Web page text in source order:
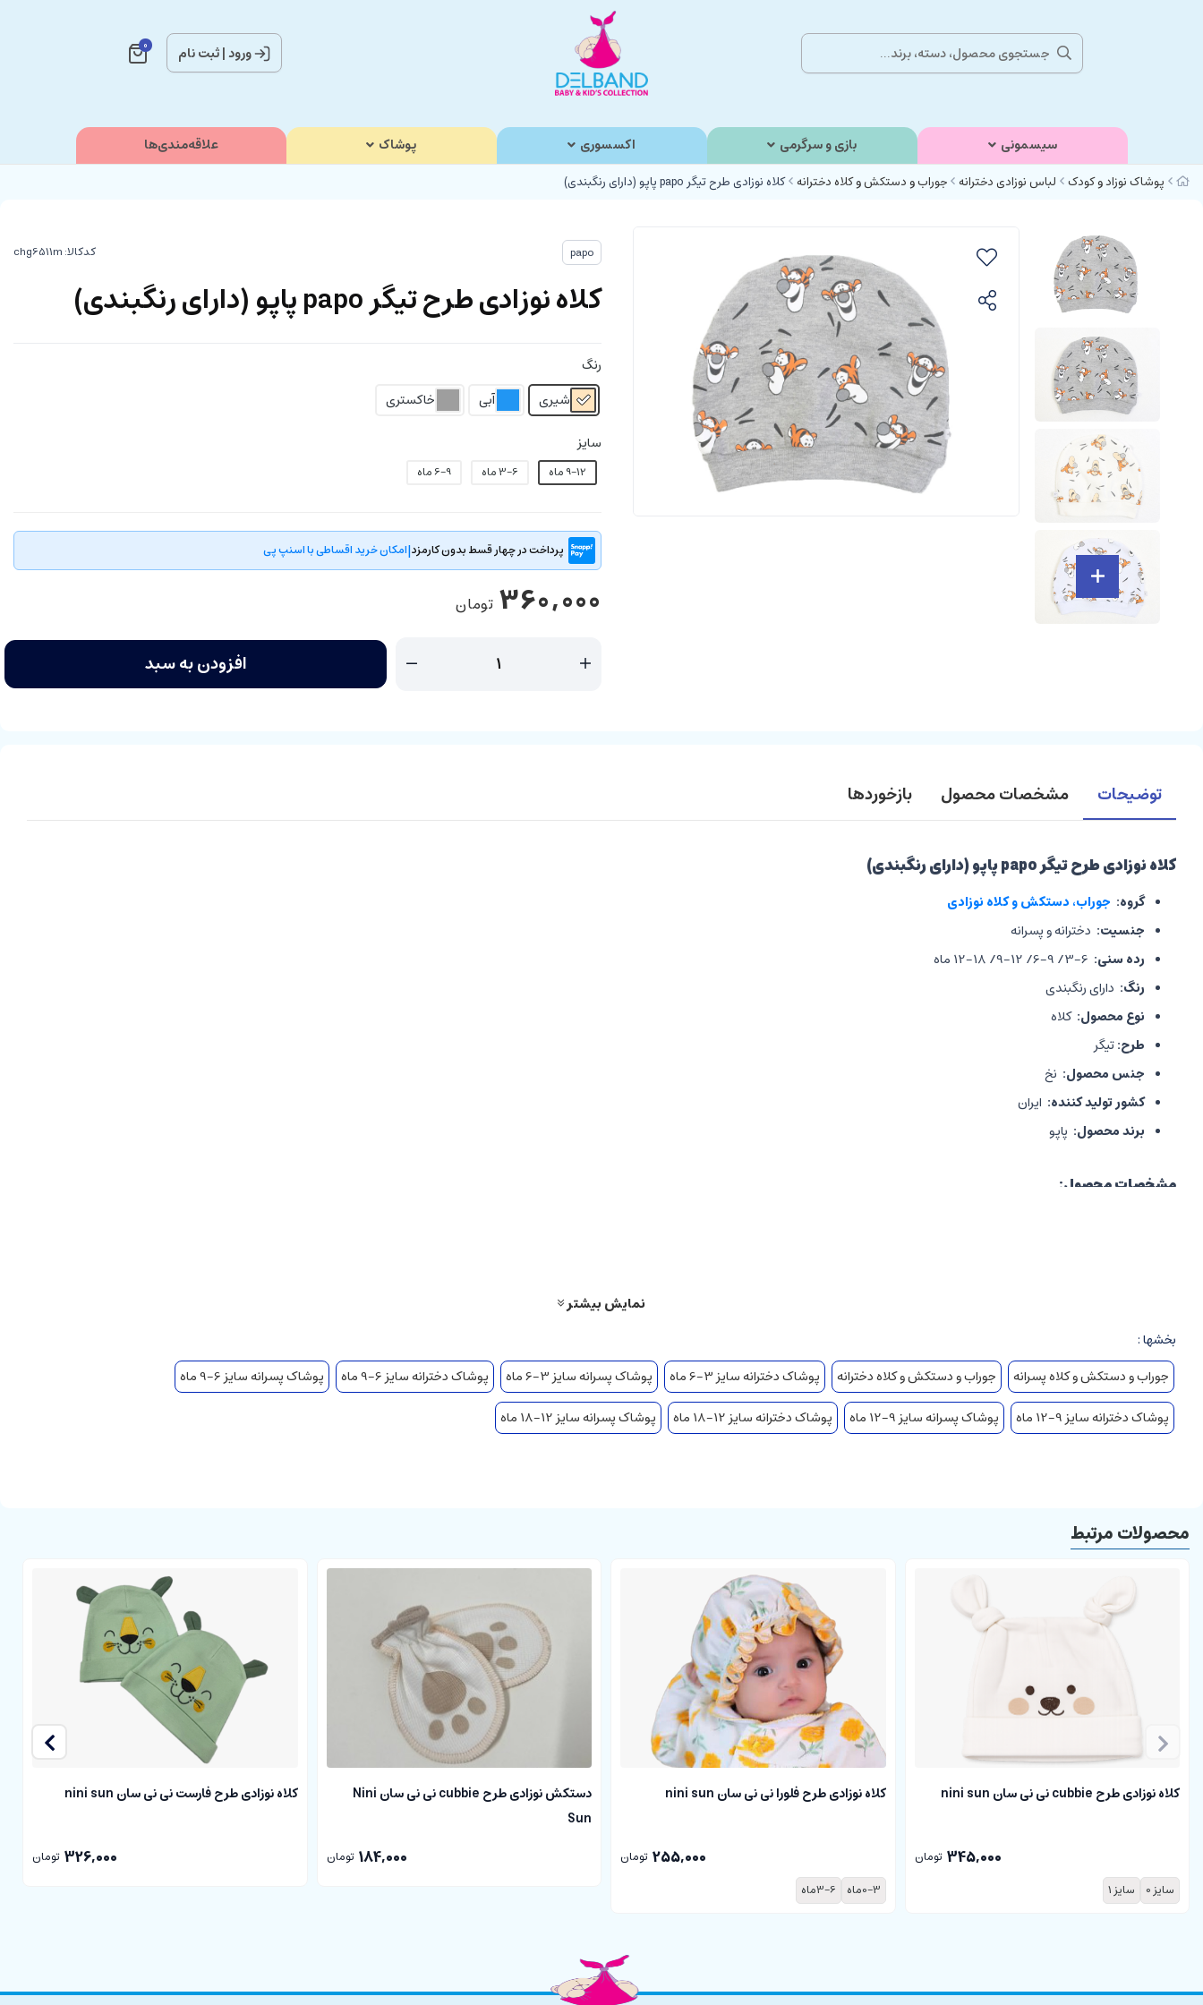
ورود|ثبت نام 0
سیسمونی بازی و سرگرمی اکسسوری پوشاک علاقه‌مندی‌ها
پوشاک نوزاد و کودک لباس نوزادی دخترانه جوراب و دستکش و کلاه دخترانه کلاه نوزادی طرح تیگر papo پاپو (دارای رنگبندی)
papo کدکالا:
کلاه نوزادی طرح تیگر papo پاپو (دارای رنگبندی)
رنگ
شیری
آبی
خاکستری
سایز
9-12 ماه 3-6 ماه 6-9 ماه
پرداخت در چهار قسط بدون کارمزد|امکان خرید اقساطی با اسنپ پی
360,000 تومان
افزودن به سبد
توضیحات مشخصات محصول بازخوردها
کلاه نوزادی طرح تیگر papo پاپو (دارای رنگبندی)
گروه: جوراب، دستکش و کلاه نوزادی
جنسیت: دخترانه و پسرانه
رده سنی:
رنگ: دارای رنگبندی
نوع محصول:کلاه
طرح:تیگر
جنس محصول: نخ
کشور تولید کننده: ایران
برند محصول: پاپو
مشخصات محصول:
طرح تیگر روی کلاه
مناسب ست شدن با لباس های دلبندان
نمایش بیشتر
بخشها :
جوراب و دستکش و کلاه پسرانه
جوراب و دستکش و کلاه دخترانه پوشاک دخترانه سایز 3-6 ماه پوشاک پسرانه سایز 3-6 ماه پوشاک دخترانه سایز 6-9 ماه
پوشاک پسرانه سایز 6-9 ماه
پوشاک دخترانه سایز 9-12 ماه
پوشاک پسرانه سایز 9-12 ماه پوشاک دخترانه سایز 12-18 ماه پوشاک پسرانه سایز 12-18 ماه
محصولات مرتبط
کلاه نوزادی طرح cubbie نی نی سان nini sun
345,000 تومان
سایز 0
سایز 1
کلاه نوزادی طرح فلورا نی نی سان nini sun
255,000 تومان
0-3ماه
3-6ماه
دستکش نوزادی طرح cubbie نی نی سان Nini
Sun
184,000 تومان
کلاه نوزادی طرح فارست نی نی سان nini sun
326,000 تومان